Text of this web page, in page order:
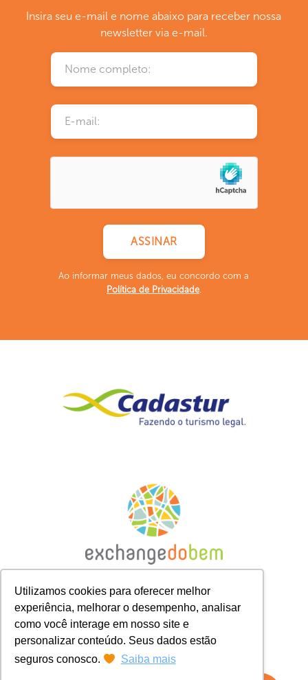
Utilizamos cookies para oferecer melhor
experiência, melhorar o desempenho, analisar
como você interage em nosso site e
personalizar conteúdo. Seus dados estão
seguros conosco.
Saiba mais
Insira seu e-mail e nome abaixo para receber nossa
newsletter via e-mail.
Ao informar meus dados, eu concordo com a
Política de Privacidade.